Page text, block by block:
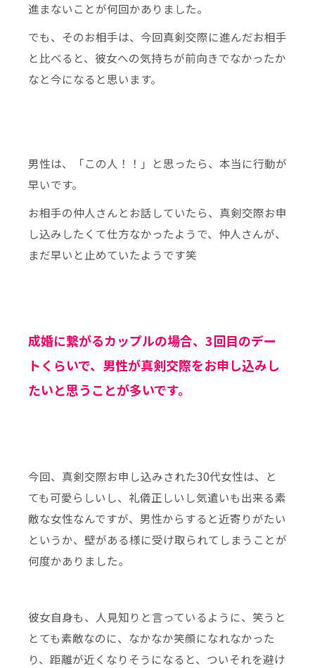
進まないことが何回かありました。
でも、そのお相手は、今回真剣交際に進んだお相手
と比べると、彼女への気持ちが前向きでなかったか
なと今になると思います。
男性は、「この人！！」と思ったら、本当に行動が
早いです。
お相手の仲人さんとお話していたら、真剣交際お申
し込みしたくて仕方なかったようで、仲人さんが、
まだ早いと止めていたようです笑
成婚に繋がるカップルの場合、3回目のデー
トくらいで、男性が真剣交際をお申し込みし
たいと思うことが多いです。
今回、真剣交際お申し込みされた30代女性は、と
ても可愛らしいし、礼儀正しいし気遣いも出来る素
敵な女性なんですが、男性からすると近寄りがたい
というか、壁がある様に受け取られてしまうことが
何度かありました。
彼女自身も、人見知りと言っているように、笑うと
とても素敵なのに、なかなか笑顔になれなかった
り、距離が近くなりそうになると、ついそれを避け